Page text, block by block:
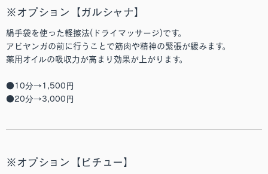
※オプション【ガルシャナ】
絹手袋を使った軽擦法(ドライマッサージ)です。
アビヤンガの前に行うことで筋肉や精神の緊張が緩みます。
薬用オイルの吸収力が高まり効果が上がります。
●10分→1,500円
●20分→3,000円
※オプション【ピチュー】